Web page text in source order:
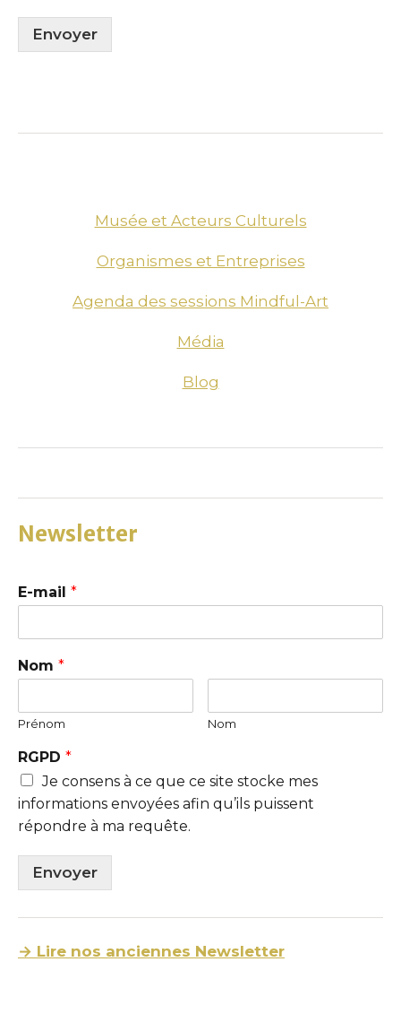
Envoyer
Musée et Acteurs Culturels
Organismes et Entreprises
Agenda des sessions Mindful-Art
Média
Blog
Newsletter
E-mail *
Nom *
Prénom Nom
RGPD *
Je consens à ce que ce site stocke mes
informations envoyées afin qu’ils puissent
répondre à ma requête.
Envoyer
→ Lire nos anciennes Newsletter